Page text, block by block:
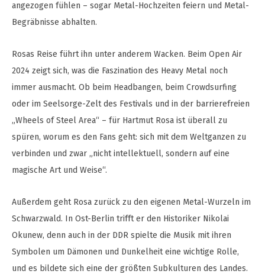
angezogen fühlen – sogar Metal-Hochzeiten feiern und Metal-
Begräbnisse abhalten.
Rosas Reise führt ihn unter anderem Wacken. Beim Open Air
2024 zeigt sich, was die Faszination des Heavy Metal noch
immer ausmacht. Ob beim Headbangen, beim Crowdsurfing
oder im Seelsorge-Zelt des Festivals und in der barrierefreien
„Wheels of Steel Area“ – für Hartmut Rosa ist überall zu
spüren, worum es den Fans geht: sich mit dem Weltganzen zu
verbinden und zwar „nicht intellektuell, sondern auf eine
magische Art und Weise“.
Außerdem geht Rosa zurück zu den eigenen Metal-Wurzeln im
Schwarzwald. In Ost-Berlin trifft er den Historiker Nikolai
Okunew, denn auch in der DDR spielte die Musik mit ihren
Symbolen um Dämonen und Dunkelheit eine wichtige Rolle,
und es bildete sich eine der größten Subkulturen des Landes.